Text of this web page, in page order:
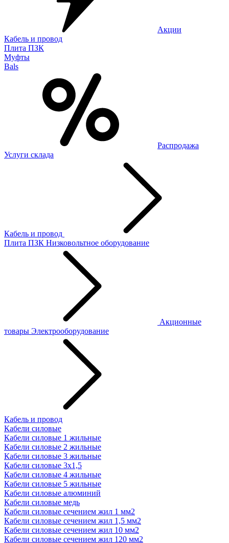
Акции
Кабель и провод
Плита ПЗК
Муфты
Bals
Распродажа
Услуги склада
Кабель и провод
Плита ПЗК Низковольтное оборудование
Акционные
товары Электрооборудование
Кабель и провод
Кабели силовые
Кабели силовые 1 жильные
Кабели силовые 2 жильные
Кабели силовые 3 жильные
Кабели силовые 3х1,5
Кабели силовые 4 жильные
Кабели силовые 5 жильные
Кабели силовые алюминий
Кабели силовые медь
Кабели силовые сечением жил 1 мм2
Кабели силовые сечением жил 1,5 мм2
Кабели силовые сечением жил 10 мм2
Кабели силовые сечением жил 120 мм2